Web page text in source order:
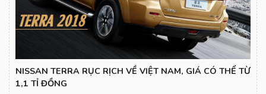
NISSAN TERRA RỤC RỊCH VỀ VIỆT NAM, GIÁ CÓ THỂ TỪ
1,1 TỈ ĐỒNG